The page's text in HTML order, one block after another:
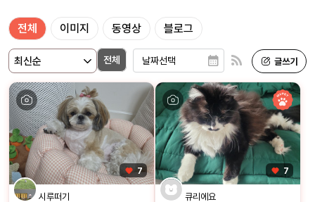
전체 이미지 동영상 블로그
전체
7
시루떠기
7
큐리에요